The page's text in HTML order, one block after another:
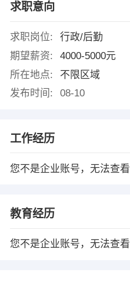
求职意向
求职岗位:
行政/后勤
期望薪资:
4000-5000元
所在地点:
不限区域
发布时间:
08-10
工作经历
您不是企业账号，无法查看
教育经历
您不是企业账号，无法查看